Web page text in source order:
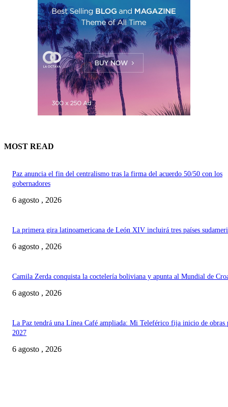
MOST READ
Paz anuncia el fin del centralismo tras la firma del acuerdo 50/50 con los
gobernadores
6 agosto , 2026
La primera gira latinoamericana de León XIV incluirá tres países
6 agosto , 2026
Camila Zerda conquista la coctelería boliviana y apunta al Mundial de
6 agosto , 2026
La Paz tendrá una Línea Café ampliada: Mi Teleférico fija inicio de obras
2027
6 agosto , 2026